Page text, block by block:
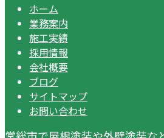
ホーム
業務案内
施工実績
採用情報
会社概要
ブログ
サイトマップ
お問い合わせ